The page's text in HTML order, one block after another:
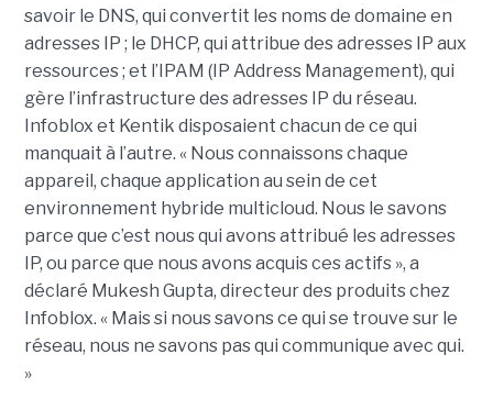
savoir le DNS, qui convertit les noms de domaine en
adresses IP ; le DHCP, qui attribue des adresses IP aux
ressources ; et l’IPAM (IP Address Management), qui
gère l’infrastructure des adresses IP du réseau.
Infoblox et Kentik disposaient chacun de ce qui
manquait à l’autre. « Nous connaissons chaque
appareil, chaque application au sein de cet
environnement hybride multicloud. Nous le savons
parce que c’est nous qui avons attribué les adresses
IP, ou parce que nous avons acquis ces actifs », a
déclaré Mukesh Gupta, directeur des produits chez
Infoblox. « Mais si nous savons ce qui se trouve sur le
réseau, nous ne savons pas qui communique avec qui.
»